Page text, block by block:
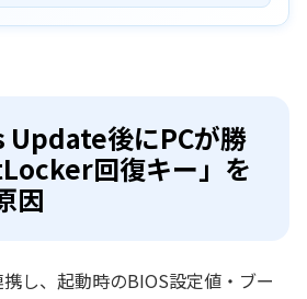
後にPCが勝
回復キー」を
因
し、起動時のBIOS設定値・ブー